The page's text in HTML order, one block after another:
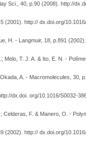
Sci., 40, p.90 (2008). http://
(2001). http:// dx.doi.org/
H. - Langmuir, 18, p.891
T. J. A. & Ito, E. N. -
A. - Macromolecules, 30,
dx.doi. org/10.1016/S0032-
F. & Manero, O. -
(2002). http:// dx.doi.org/